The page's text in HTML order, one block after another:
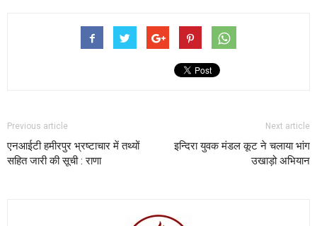
Previous article
एनआईटी हमीरपुर भ्रष्टाचार में तथ्यों
सहित जारी की सूची : राणा
Next article
इन्दिरा युवक मंडल कूट ने चलाया भांग
उखाड़ो अभियान